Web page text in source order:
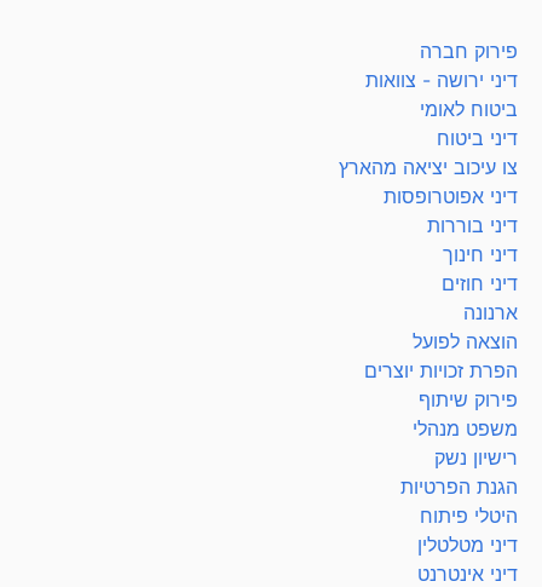
פירוק חברה
דיני ירושה - צוואות
ביטוח לאומי
דיני ביטוח
צו עיכוב יציאה מהארץ
דיני אפוטרופסות
דיני בוררות
דיני חינוך
דיני חוזים
ארנונה
הוצאה לפועל
הפרת זכויות יוצרים
פירוק שיתוף
משפט מנהלי
רישיון נשק
הגנת הפרטיות
היטלי פיתוח
דיני מטלטלין
דיני אינטרנט